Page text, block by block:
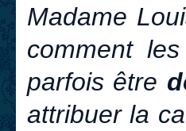
Madame
comment les
parfois être
attribuer la